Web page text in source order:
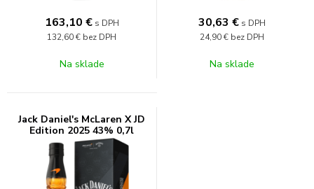
163,10 € s DPH
132,60 € bez DPH
Na sklade
30,63 € s DPH
24,90 € bez DPH
Na sklade
Jack Daniel's McLaren X JD
Edition 2025 43% 0,7l